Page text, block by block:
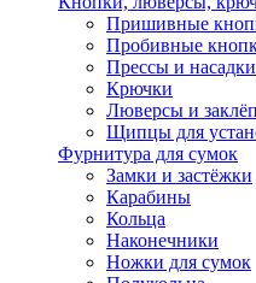
Пришивные
Пробивные
Прессы и насадки
Крючки
Люверсы и
Щипцы для
Фурнитура для сумок
Замки и застёжки
Карабины
Кольца
Наконечники
Ножки для сумок